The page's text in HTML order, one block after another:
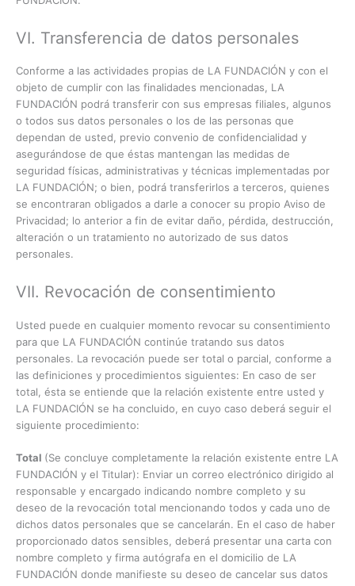
VI. Transferencia de datos personales
Conforme a las actividades propias de LA FUNDACIÓN y con el
objeto de cumplir con las finalidades mencionadas, LA
FUNDACIÓN podrá transferir con sus empresas filiales, algunos
o todos sus datos personales o los de las personas que
dependan de usted, previo convenio de confidencialidad y
asegurándose de que éstas mantengan las medidas de
seguridad físicas, administrativas y técnicas implementadas por
LA FUNDACIÓN; o bien, podrá transferirlos a terceros, quienes
se encontraran obligados a darle a conocer su propio Aviso de
Privacidad; lo anterior a fin de evitar daño, pérdida, destrucción,
alteración o un tratamiento no autorizado de sus datos
personales.
VII. Revocación de consentimiento
Usted puede en cualquier momento revocar su consentimiento
para que LA FUNDACIÓN continúe tratando sus datos
personales. La revocación puede ser total o parcial, conforme a
las definiciones y procedimientos siguientes: En caso de ser
total, ésta se entiende que la relación existente entre usted y
LA FUNDACIÓN se ha concluido, en cuyo caso deberá seguir el
siguiente procedimiento:
Total (Se concluye completamente la relación existente entre LA
FUNDACIÓN y el Titular): Enviar un correo electrónico dirigido al
responsable y encargado indicando nombre completo y su
deseo de la revocación total mencionando todos y cada uno de
dichos datos personales que se cancelarán. En el caso de haber
proporcionado datos sensibles, deberá presentar una carta con
nombre completo y firma autógrafa en el domicilio de LA
FUNDACIÓN donde manifieste su deseo de cancelar sus datos